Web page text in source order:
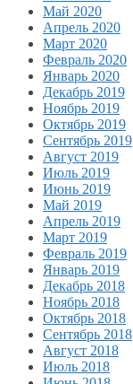
Май 2020
Апрель 2020
Март 2020
Февраль 2020
Январь 2020
Декабрь 2019
Ноябрь 2019
Октябрь 2019
Сентябрь 2019
Август 2019
Июль 2019
Июнь 2019
Май 2019
Апрель 2019
Март 2019
Февраль 2019
Январь 2019
Декабрь 2018
Ноябрь 2018
Октябрь 2018
Сентябрь 2018
Август 2018
Июль 2018